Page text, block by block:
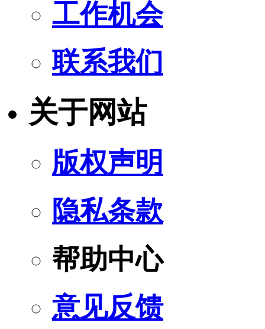
工作机会
联系我们
关于网站
版权声明
隐私条款
帮助中心
意见反馈